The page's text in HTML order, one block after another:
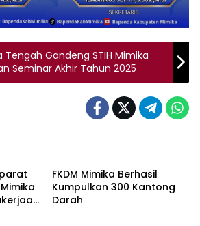
Tengah Gandeng STIH Mimika
Seminar Akhir Tahun 2025
FKDM Mimika Berhasil
Kumpulkan 300 Kantong
Darah
Info Terbaru